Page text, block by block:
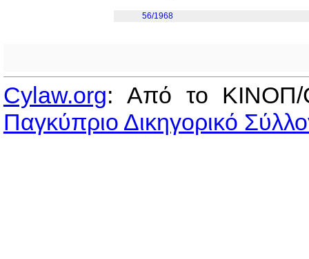
56/1968
Cylaw.org: Από το
Παγκύπριο Δικηγορικό